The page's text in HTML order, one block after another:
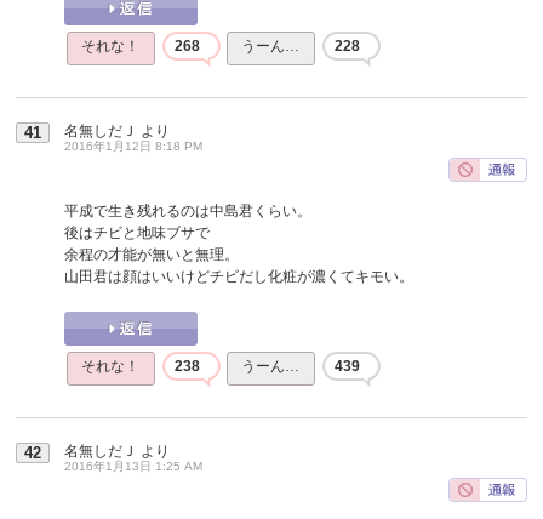
それな！ 268 うーん… 228
41 名無しだＪ より
2016年1月12日 8:18 PM
平成で生き残れるのは中島君くらい。
後はチビと地味ブサで
余程の才能が無いと無理。
山田君は顔はいいけどチビだし化粧が濃くてキモい。
それな！ 238 うーん… 439
42 名無しだＪ より
2016年1月13日 1:25 AM